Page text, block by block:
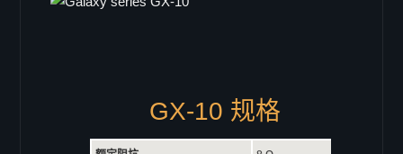
GS-12
GS-16
Coaxial GX 系列
GX-10 规格